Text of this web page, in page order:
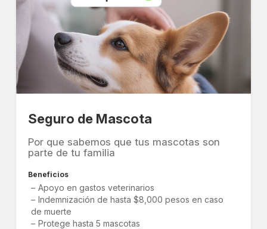
Seguro de Mascota
Por que sabemos que tus mascotas son
parte de tu familia
Beneficios
Apoyo en gastos veterinarios
Indemnización de hasta $8,000 pesos en caso
de muerte
Protege hasta 5 mascotas